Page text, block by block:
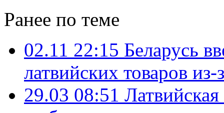
Ранее по теме
02.11 22:15 Беларусь
латвийских товаров
29.03 08:51